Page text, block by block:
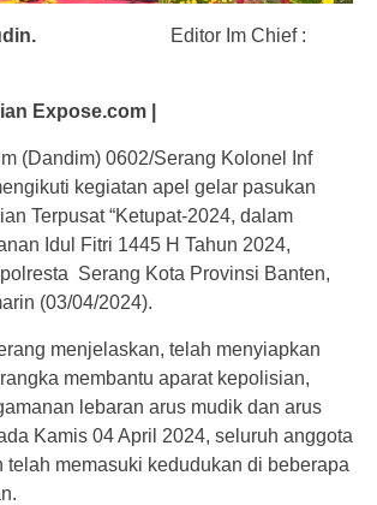
Editor Im Chief :
Expose.com |
(Dandim) 0602/Serang Kolonel Inf
kegiatan apel gelar pasukan
Terpusat “Ketupat-2024, dalam
Idul Fitri 1445 H Tahun 2024,
Serang Kota Provinsi Banten,
(03/04/2024).
menjelaskan, telah menyiapkan
membantu aparat kepolisian,
lebaran arus mudik dan arus
Kamis 04 April 2024, seluruh anggota
telah memasuki kedudukan di beberapa